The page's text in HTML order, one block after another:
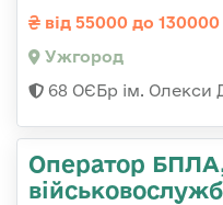
від 55000 до 130000
Ужгород
68 ОЄБр ім. Олекси
Оператор